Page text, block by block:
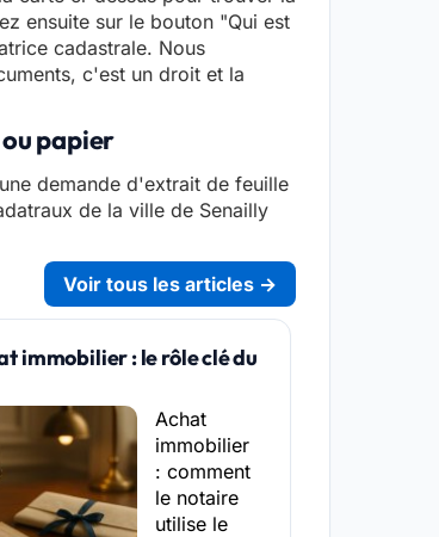
ensuite sur le bouton "Qui est
cadastrale. Nous
c'est un droit et la
papier
demande d'extrait de feuille
de la ville de Senailly
Voir tous les articles →
immobilier : le rôle clé du
Achat
immobilier
: comment
le notaire
utilise le